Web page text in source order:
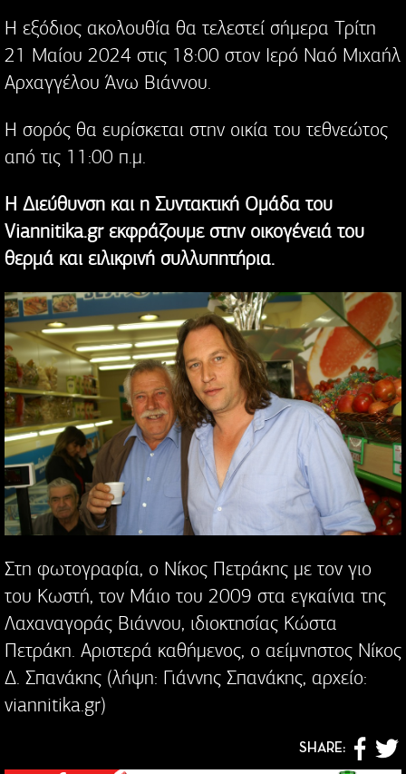
Η εξόδιος ακολουθία θα τελεστεί σήμερα Τρίτη
21 Μαίου 2024 στις 18:00 στον Ιερό Ναό Μιχαήλ
Αρχαγγέλου Άνω Βιάννου.
Η σορός θα ευρίσκεται στην οικία του τεθνεώτος
από τις 11:00 π.μ.
Η Διεύθυνση και η Συντακτική Ομάδα του
Viannitika.gr εκφράζουμε στην οικογένειά του
θερμά και ειλικρινή συλλυπητήρια.
Στη φωτογραφία, ο Νίκος Πετράκης με τον γιο
του Κωστή, τον Μάιο του 2009 στα εγκαίνια της
Λαχαναγοράς Βιάννου, ιδιοκτησίας Κώστα
Πετράκη. Αριστερά καθήμενος, ο αείμνηστος Νίκος
Δ. Σπανάκης (λήψη: Γιάννης Σπανάκης, αρχείο:
viannitika.gr)
SHARE: